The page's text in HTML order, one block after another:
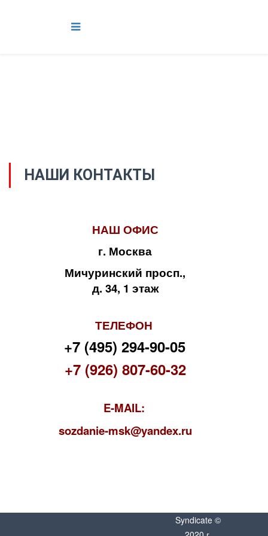
НАШИ КОНТАКТЫ
НАШ ОФИС
г. Москва
Мичуринский просп.,
д. 34, 1 этаж
ТЕЛЕФОН
+7 (495) 294-90-05
+7 (926) 807-60-32
E-MAIL:
sozdanie-msk@yandex.ru
Syndicate ©